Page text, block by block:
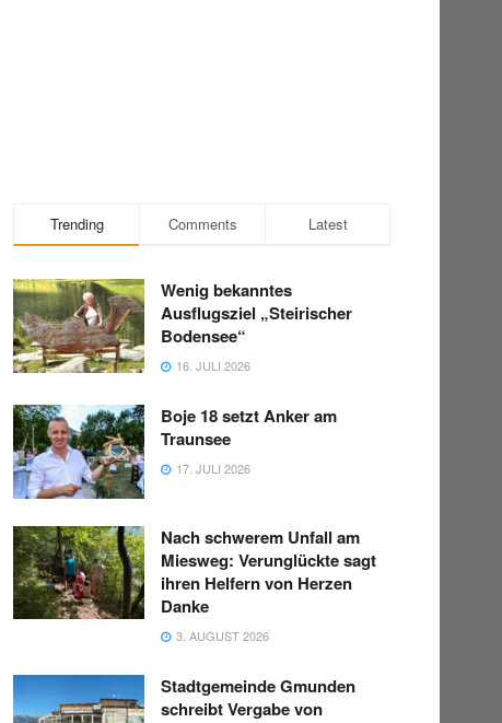
Trending Comments Latest
Wenig bekanntes
Ausflugsziel „Steirischer
Bodensee“
16. JULI 2026
Boje 18 setzt Anker am
Traunsee
17. JULI 2026
Nach schwerem Unfall am
Miesweg: Verunglückte sagt
ihren Helfern von Herzen
Danke
3. AUGUST 2026
Stadtgemeinde Gmunden
schreibt Vergabe von